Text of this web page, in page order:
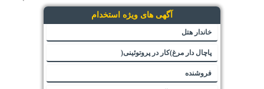
آگهی های ویژه استخدام
خاندار هتل
پاچال دار مرغ)کار در پروتوئینی(
فروشنده